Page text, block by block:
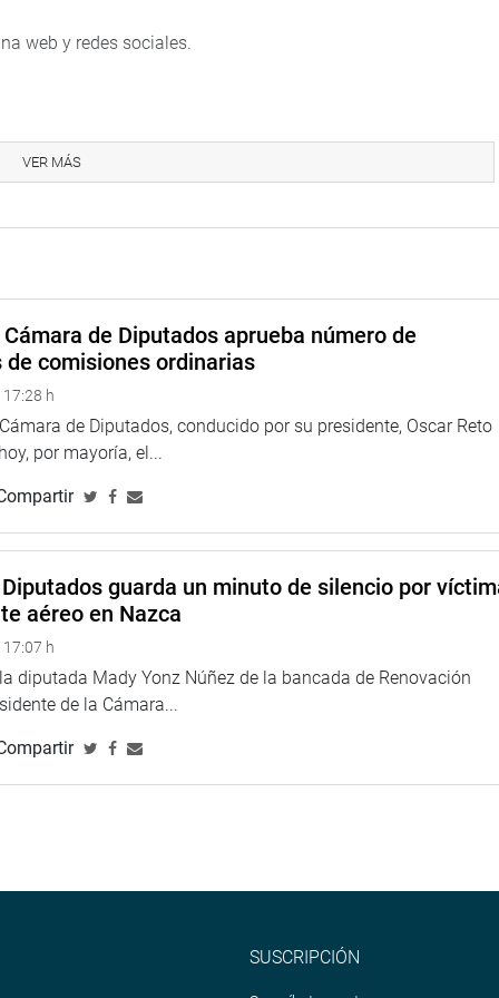
web y redes sociales.
VER MÁS
de Diputados aprueba número de
comisiones ordinarias
h
de Diputados, conducido por su presidente, Oscar Reto
por mayoría, el...
guarda un minuto de silencio por
aéreo en Nazca
h
diputada Mady Yonz Núñez de la bancada de Renovación
de la Cámara...
SUSCRIPCIÓN